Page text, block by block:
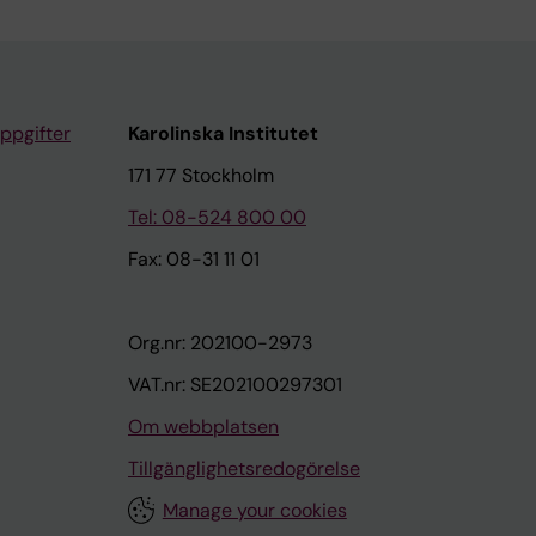
Karolinska Institutet
171 77 Stockholm
Tel: 08-524 800 00
Fax: 08-31 11 01
Org.nr: 202100-2973
VAT.nr: SE202100297301
Om webbplatsen
Tillgänglighetsredogörelse
Manage your cookies